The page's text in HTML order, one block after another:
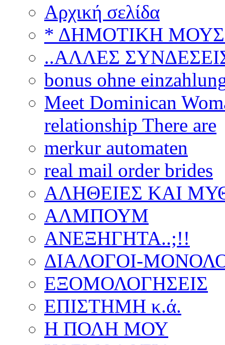
Αρχική σελίδα
* ΔΗΜΟΤΙΚΗ
..ΑΛΛΕΣ
bonus ohne
Meet Dominican
relationship There are
merkur automaten
real mail order brides
ΑΛΗΘΕΙΕΣ ΚΑΙ
ΑΛΜΠΟΥΜ
ΑΝΕΞΗΓΗΤΑ..;!!
ΔΙΑΛΟΓΟΙ-
ΕΞΟΜΟΛΟΓΗΣΕΙΣ
ΕΠΙΣΤΗΜΗ κ.ά.
Η ΠΟΛΗ ΜΟΥ